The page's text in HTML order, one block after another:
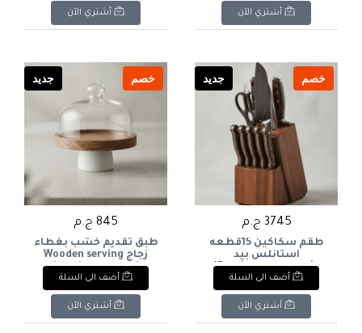
أشتري الآن أشتري الآن
خصم جديد
3745 ج.م
طقم سكاكين 15قطعه
استانلس بيد
piece stainless steel
knife set with wooden
handles + wooden stand
أضف الى السلة
أشتري الآن
خصم جديد
845 ج.م
طبق تقديم خشب بغطاء
زجاج Wooden serving
dish with a glass lid
أضف الى السلة
أشتري الآن